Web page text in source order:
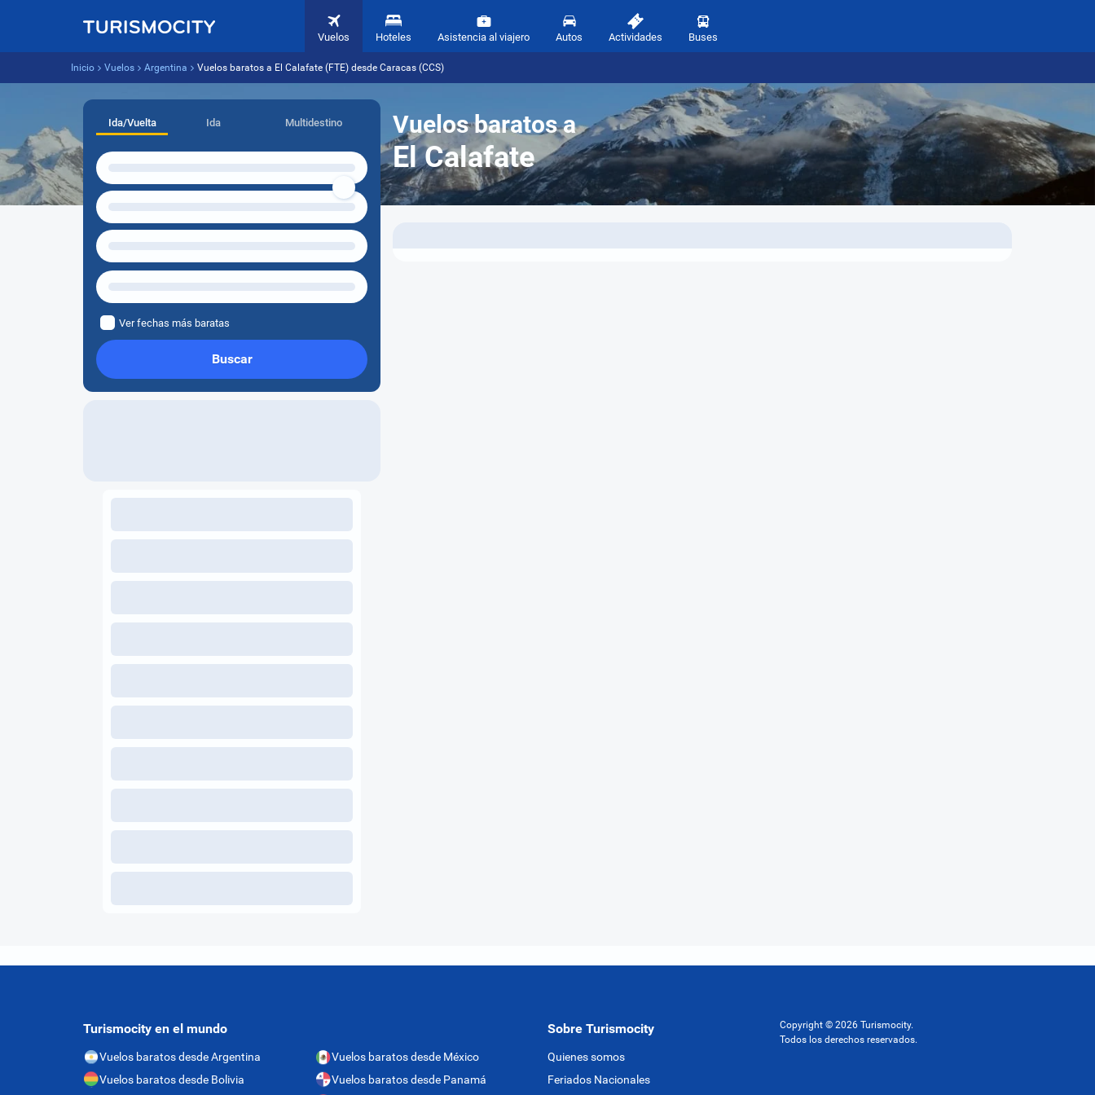
Vuelos Hoteles Asistencia al viajero Autos Actividades Buses
Inicio Vuelos Argentina Vuelos baratos a El Calafate (FTE) desde Caracas (CCS)
Vuelos baratos a
El Calafate
Ida/Vuelta Ida Multidestino
Ver fechas más baratas
Buscar
Turismocity en el mundo
Vuelos baratos desde Argentina
Vuelos baratos desde Bolivia
Vuelos baratos desde México
Vuelos baratos desde Panamá
Sobre Turismocity
Quienes somos
Feriados Nacionales
Copyright © 2026 Turismocity.
Todos los derechos reservados.